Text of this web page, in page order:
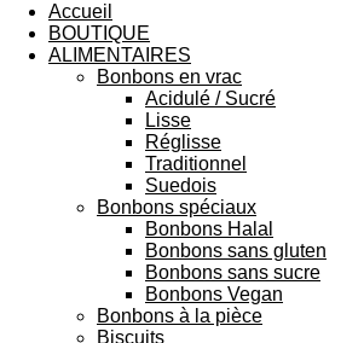
Accueil
BOUTIQUE
ALIMENTAIRES
Bonbons en vrac
Acidulé / Sucré
Lisse
Réglisse
Traditionnel
Suedois
Bonbons spéciaux
Bonbons Halal
Bonbons sans gluten
Bonbons sans sucre
Bonbons Vegan
Bonbons à la pièce
Biscuits